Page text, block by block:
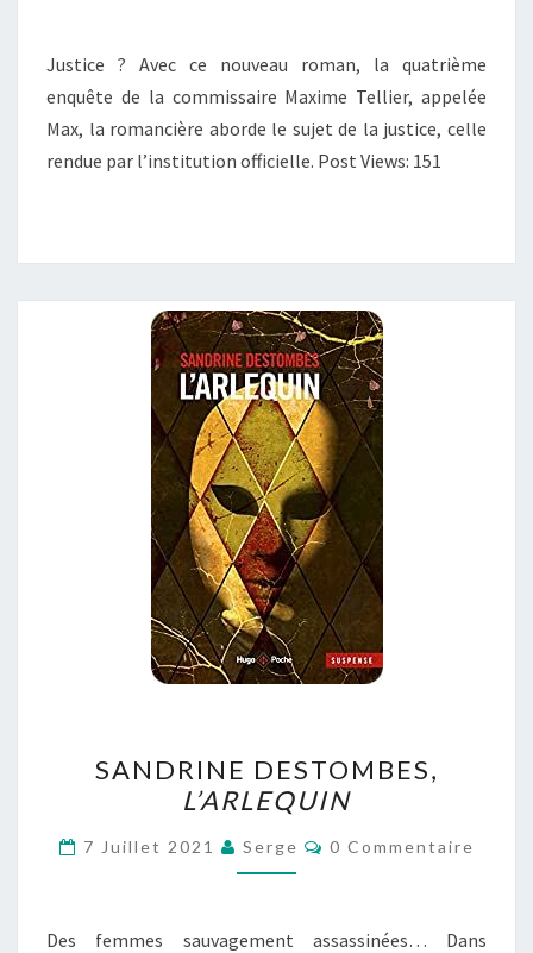
Justice ? Avec ce nouveau roman, la quatrième
enquête de la commissaire Maxime Tellier, appelée
Max, la romancière aborde le sujet de la justice, celle
rendue par l’institution officielle. Post Views: 151
DESTOMBES,
L’ARLEQUIN
SANDRINE DESTOMBES,
L’ARLEQUIN
7 Juillet 2021 Serge Commentaires
0 Commentaire
Des femmes sauvagement assassinées… Dans